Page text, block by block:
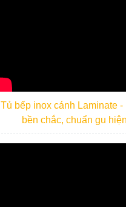
Tủ bếp inox cánh Laminate -
bền chắc, chuẩn gu